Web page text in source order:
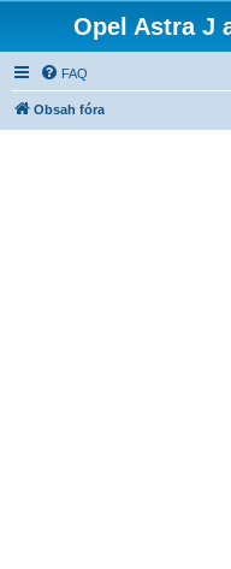
Opel Astra J
FAQ
Obsah fóra